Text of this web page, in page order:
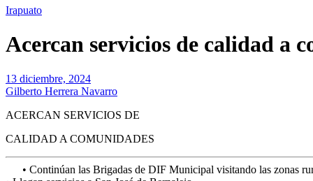
Irapuato
Acercan servicios de calidad a
13 diciembre, 2024
Gilberto Herrera Navarro
ACERCAN SERVICIOS DE
CALIDAD A COMUNIDADES
• Continúan las Brigadas de DIF Municipal visitando las zonas